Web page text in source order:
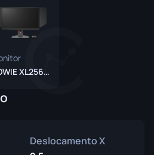
ZOWIE XL2566K
Deslocamento X